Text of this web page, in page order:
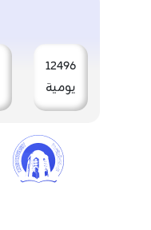
12496
يومية